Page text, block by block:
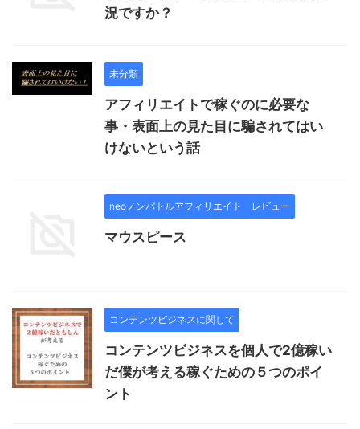
況ですか？
未分類
アフィリエイトで稼ぐのに必要な
事・表面上の見た目に騙されてはい
けないという話
neoノンバトルアフィリエイト レビュー
マウスピース
コンテンツビジネスに関して
コンテンツビジネスを個人で2億稼い
だ僕が考える稼ぐための５つのポイ
ント